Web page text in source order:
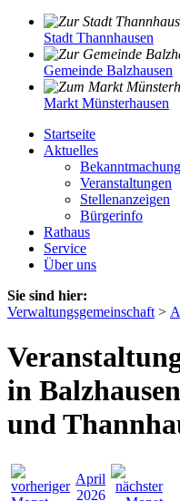
Stadt Thannhausen
Gemeinde Balzhausen
Markt Münsterhausen
Startseite
Aktuelles
Veranstaltungen
Stellenanzeigen
Bürgerinfo
Rathaus
Service
Über uns
Sie sind hier:
Verwaltungsgemeinschaft >
in
und
April
2026